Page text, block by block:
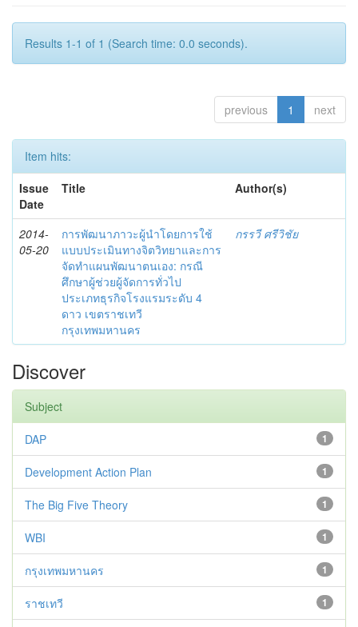
Results 1-1 of 1 (Search time: 0.0 seconds).
previous 1 next
Item hits:
Issue
Date
Title Author(s)
2014-
05-20
การพัฒนาภาวะผู้นำโดยการใช้
แบบประเมินทางจิตวิทยาและการ
จัดทำแผนพัฒนาตนเอง: กรณี
ศึกษาผู้ช่วยผู้จัดการทั่วไป
ประเภทธุรกิจโรงแรมระดับ 4
ดาว เขตราชเทวี
กรุงเทพมหานคร
กรรวี ศรีวิชัย
Discover
Subject
1
DAP
1
Development Action Plan
1
The Big Five Theory
1
WBI
1
กรุงเทพมหานคร
1
ราชเทวี